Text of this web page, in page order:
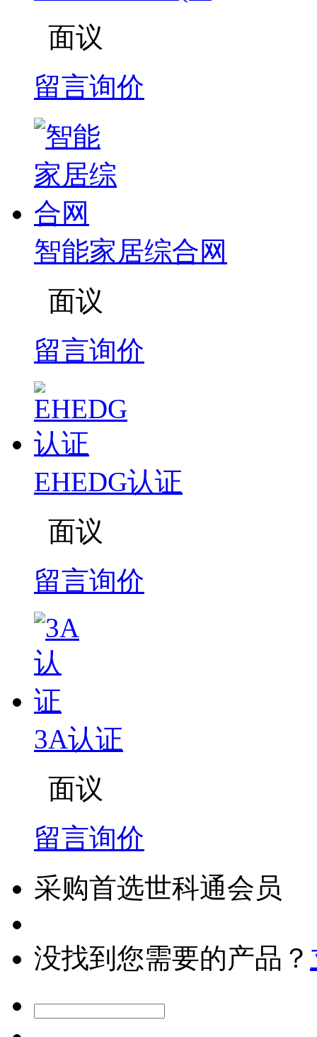
面议
留言询价
智能家居综合网
面议
留言询价
EHEDG认证
面议
留言询价
3A认证
面议
留言询价
采购首选世科通会员
没找到您需要的产品？